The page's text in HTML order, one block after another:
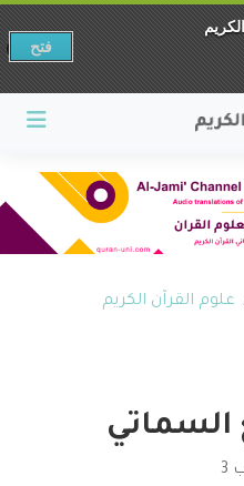
علوم القرآن الكريم
السماتي
3
فتح